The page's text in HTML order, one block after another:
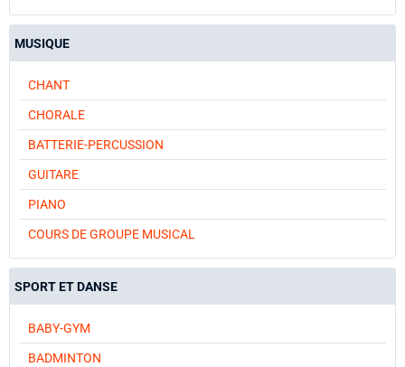
MUSIQUE
CHANT
CHORALE
BATTERIE-PERCUSSION
GUITARE
PIANO
COURS DE GROUPE MUSICAL
SPORT ET DANSE
BABY-GYM
BADMINTON